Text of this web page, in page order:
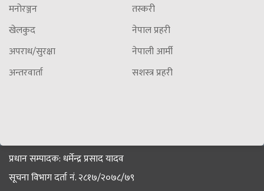
मनोरञ्जन
खेलकुद
अपराध/सुरक्षा
अन्तरवार्ता
तस्करी
नेपाल प्रहरी
नेपाली आर्मी
सशस्त्र प्रहरी
प्रधान सम्पादक: धर्मेन्द्र प्रसाद यादव
सूचना विभाग दर्ता नं. २८१७/२०७८/७९